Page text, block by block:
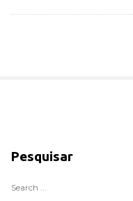
t
Pesquisar
S